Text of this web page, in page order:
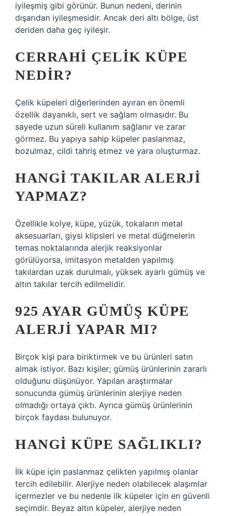
iyileşmiş gibi görünür. Bunun nedeni, derinin
dışarıdan iyileşmesidir. Ancak deri altı bölge, üst
deriden daha geç iyileşir.
CERRAHI ÇELIK KÜPE
NEDIR?
Çelik küpeleri diğerlerinden ayıran en önemli
özellik dayanıklı, sert ve sağlam olmasıdır. Bu
sayede uzun süreli kullanım sağlanır ve zarar
görmez. Bu yapıya sahip küpeler paslanmaz,
bozulmaz, cildi tahriş etmez ve yara oluşturmaz.
HANGI TAKILAR ALERJI
YAPMAZ?
Özellikle kolye, küpe, yüzük, tokaların metal
aksesuarları, giysi klipsleri ve metal düğmelerin
temas noktalarında alerjik reaksiyonlar
görülüyorsa, imitasyon metalden yapılmış
takılardan uzak durulmalı, yüksek ayarlı gümüş ve
altın takılar tercih edilmelidir.
925 AYAR GÜMÜŞ KÜPE
ALERJI YAPAR MI?
Birçok kişi para biriktirmek ve bu ürünleri satın
almak istiyor. Bazı kişiler; gümüş ürünlerinin zararlı
olduğunu düşünüyor. Yapılan araştırmalar
sonucunda gümüş ürünlerinin alerjiye neden
olmadığı ortaya çıktı. Ayrıca gümüş ürünlerinin
birçok faydası bulunuyor.
HANGI KÜPE SAĞLIKLI?
İlk küpe için paslanmaz çelikten yapılmış olanlar
tercih edilebilir. Alerjiye neden olabilecek alaşımlar
içermezler ve bu nedenle ilk küpeler için en güvenli
seçimdir. Beyaz altın küpeler, alerjiye neden